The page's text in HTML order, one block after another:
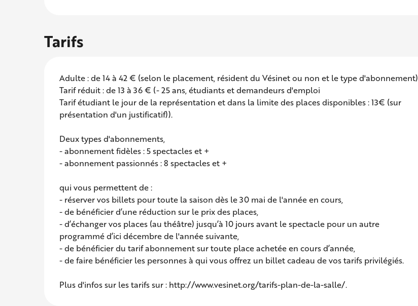
Tarifs
Adulte : de 14 à 42 € (selon le placement, résident du Vésinet ou non et le type d'abonnement)
Tarif réduit : de 13 à 36 € (- 25 ans, étudiants et demandeurs d'emploi
Tarif étudiant le jour de la représentation et dans la limite des places disponibles : 13€ (sur
présentation d'un justificatif)).
Deux types d'abonnements,
- abonnement fidèles : 5 spectacles et +
- abonnement passionnés : 8 spectacles et +
qui vous permettent de :
- réserver vos billets pour toute la saison dès le 30 mai de l'année en cours,
- de bénéficier d’une réduction sur le prix des places,
- d’échanger vos places (au théâtre) jusqu’à 10 jours avant le spectacle pour un autre
programmé d’ici décembre de l'année suivante,
- de bénéficier du tarif abonnement sur toute place achetée en cours d’année,
- de faire bénéficier les personnes à qui vous offrez un billet cadeau de vos tarifs privilégiés.
Plus d'infos sur les tarifs sur : http://www.vesinet.org/tarifs-plan-de-la-salle/.